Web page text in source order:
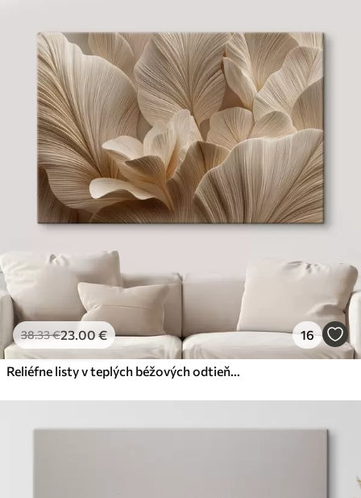
38.33€23.00€ 16
Reliéfne listy v teplých béžových odtieňoch